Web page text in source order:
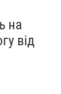
на
від